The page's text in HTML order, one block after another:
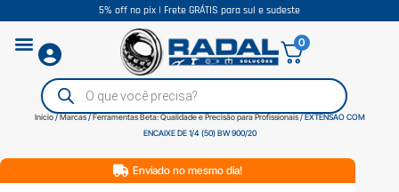
5% off no pix | Frete GRÁTIS para sul e sudeste
0
Início/Marcas/Ferramentas Beta: Qualidade e Precisão para Profissionais/ EXTENSAO COM
ENCAIXE DE 1/4 (50) BW 900/20
Enviado no mesmo dia!